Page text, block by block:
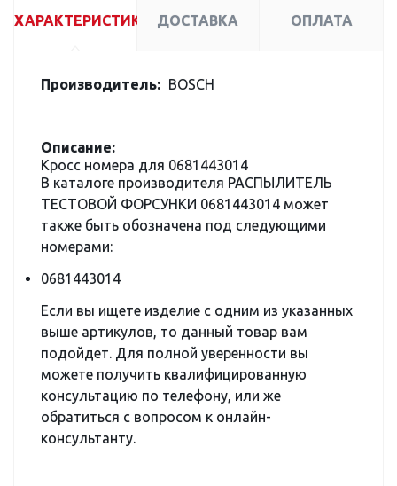
ХАРАКТЕРИСТИКИ ДОСТАВКА ОПЛАТА
Производитель: BOSCH
Описание:
Кросс номера для 0681443014
В каталоге производителя РАСПЫЛИТЕЛЬ
ТЕСТОВОЙ ФОРСУНКИ 0681443014 может
также быть обозначена под следующими
номерами:
0681443014
Если вы ищете изделие с одним из указанных
выше артикулов, то данный товар вам
подойдет. Для полной уверенности вы
можете получить квалифицированную
консультацию по телефону, или же
обратиться с вопросом к онлайн-
консультанту.